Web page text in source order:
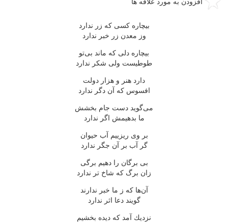
بیچاره كسی كه زر ندارد
وز معدن زر خبر ندارد
بیچاره دلی كه ماند بی‌تو
طوطیست ولی شكر ندارد
دارد هنر و هزار دولت
افسوس كه آن دگر ندارد
می‌گوید دست جام بخشش
ما بدهیمش اگر ندارد
بر وی ریزییم آب حیوان
گر آب بر آن جگر ندارد
بی برگان را دهیم برگی
زان برگ كه شاخ تر ندارد
آن‌ها كه ز ما خبر ندارند
گویند دعا اثر ندارد
نزدیك آمد كه دیده بخشیم